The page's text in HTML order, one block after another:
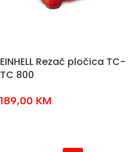
EINHELL Rezač pločica TC-
TC 800
189,00 KM